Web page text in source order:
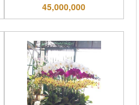
45,000,000